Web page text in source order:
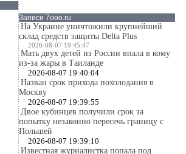
Записи 7ooo.ru
На Украине уничтожили крупнейший
склад средств защиты Delta Plus
2026-08-07 19:45:47
Мать двух детей из России впала в кому
из-за жары в Таиланде
2026-08-07 19:40:04
Назван срок прихода похолодания в
Москву
2026-08-07 19:39:55
Двое кубинцев получили срок за
попытку незаконно пересечь границу с
Польшей
2026-08-07 19:39:10
Известная журналистка попала под